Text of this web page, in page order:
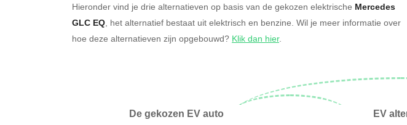
Hieronder vind je drie alternatieven op basis van de gekozen elektrische Mercedes
GLC EQ, het alternatief bestaat uit elektrisch en benzine. Wil je meer informatie over
hoe deze alternatieven zijn opgebouwd? Klik dan hier.
De gekozen EV auto EV